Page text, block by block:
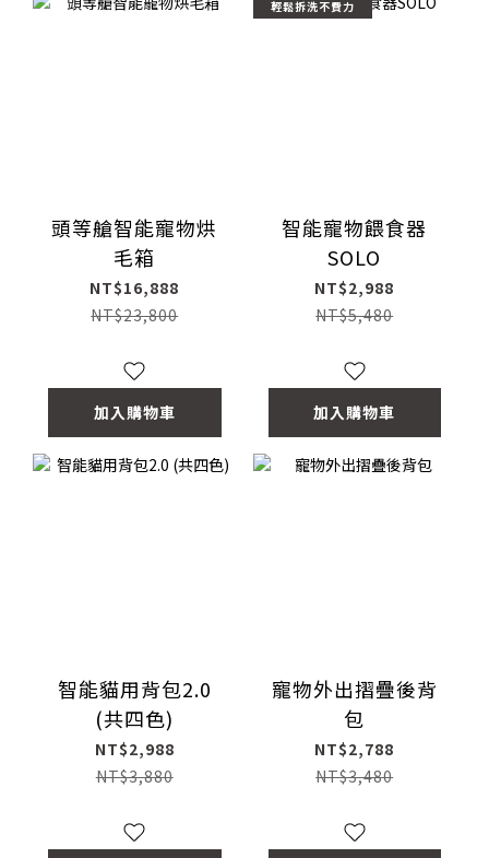
頭等艙智能寵物烘
毛箱
NT$16,888
NT$23,800
加入購物車
輕鬆拆洗不費力
智能寵物餵食器
SOLO
NT$2,988
NT$5,480
加入購物車
智能貓用背包2.0
(共四色)
NT$2,988
NT$3,880
寵物外出摺疊後背
包
NT$2,788
NT$3,480